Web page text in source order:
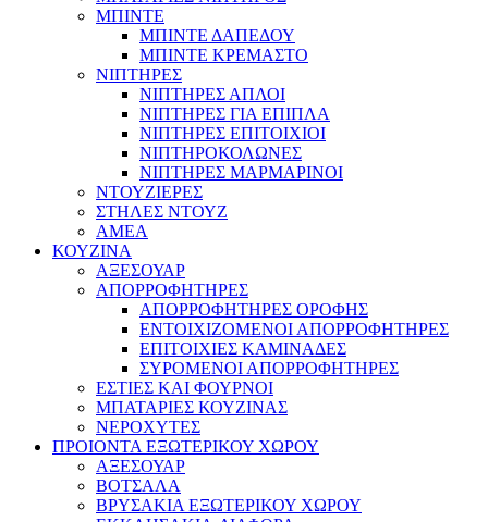
ΜΠΙΝΤΕ
ΜΠΙΝΤΕ ΔΑΠΕΔΟΥ
ΜΠΙΝΤΕ ΚΡΕΜΑΣΤΟ
ΝΙΠΤΗΡΕΣ
ΝΙΠΤΗΡΕΣ ΑΠΛΟΙ
ΝΙΠΤΗΡΕΣ ΓΙΑ ΕΠΙΠΛΑ
ΝΙΠΤΗΡΕΣ ΕΠΙΤΟΙΧΙΟΙ
ΝΙΠΤΗΡΟΚΟΛΩΝΕΣ
ΝΙΠΤΗΡΕΣ ΜΑΡΜΑΡΙΝΟΙ
ΝΤΟΥΖΙΕΡΕΣ
ΣΤΗΛΕΣ ΝΤΟΥΖ
ΑΜΕΑ
ΚΟΥΖΙΝΑ
ΑΞΕΣΟΥΑΡ
ΑΠΟΡΡΟΦΗΤΗΡΕΣ
ΑΠΟΡΡΟΦΗΤΗΡΕΣ ΟΡΟΦΗΣ
ΕΝΤΟΙΧΙΖΟΜΕΝΟΙ ΑΠΟΡΡΟΦΗΤΗΡΕΣ
ΕΠΙΤΟΙΧΙΕΣ ΚΑΜΙΝΑΔΕΣ
ΣΥΡΟΜΕΝΟΙ ΑΠΟΡΡΟΦΗΤΗΡΕΣ
ΕΣΤΙΕΣ ΚΑΙ ΦΟΥΡΝΟΙ
ΜΠΑΤΑΡΙΕΣ ΚΟΥΖΙΝΑΣ
ΝΕΡΟΧΥΤΕΣ
ΠΡΟΙΟΝΤΑ ΕΞΩΤΕΡΙΚΟΥ ΧΩΡΟΥ
ΑΞΕΣΟΥΑΡ
ΒΟΤΣΑΛΑ
ΒΡΥΣΑΚΙΑ ΕΞΩΤΕΡΙΚΟΥ ΧΩΡΟΥ